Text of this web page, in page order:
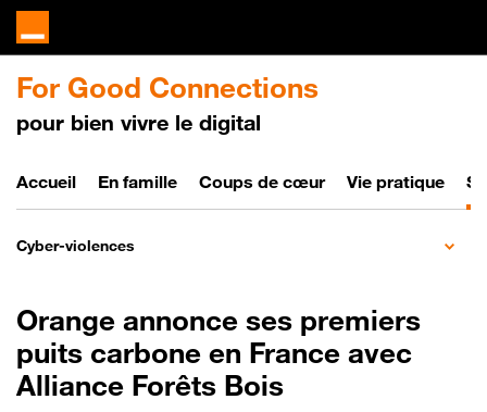
For Good Connections
pour bien vivre le digital
AccueilBien vivre le digital
En famille Coups de cœur Vie pratique
Cyber-violences
Orange annonce ses premiers
puits carbone en France avec
Alliance Forêts Bois